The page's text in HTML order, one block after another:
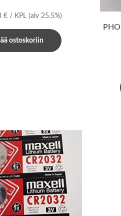
€/ KPL (alv 25.5%)
ostoskoriin